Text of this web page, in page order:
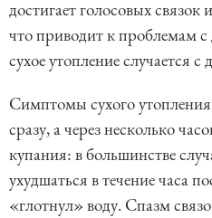
достигает голосовых
что приводит к проблемам
сухое утопление случается с
Симптомы сухого
сразу, а через несколько
купания: в большинстве
ухудшаться в течение часа
«глотнул» воду. Спазм